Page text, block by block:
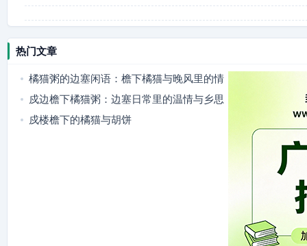
热门文章
橘猫粥的边塞闲语：檐下橘猫与晚风里的情
绪释怀
戍边檐下橘猫粥：边塞日常里的温情与乡思
戍楼檐下的橘猫与胡饼